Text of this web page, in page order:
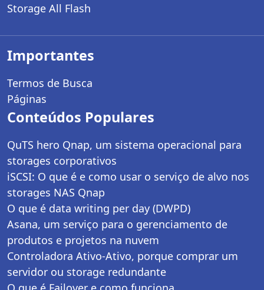
Storage All Flash
Importantes
Termos de Busca
Páginas
Conteúdos Populares
QuTS hero Qnap, um sistema operacional para
storages corporativos
iSCSI: O que é e como usar o serviço de alvo nos
storages NAS Qnap
O que é data writing per day (DWPD)
Asana, um serviço para o gerenciamento de
produtos e projetos na nuvem
Controladora Ativo-Ativo, porque comprar um
servidor ou storage redundante